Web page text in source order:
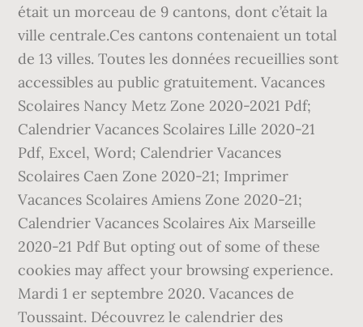
était un morceau de 9 cantons, dont c’était la
ville centrale.Ces cantons contenaient un total
de 13 villes. Toutes les données recueillies sont
accessibles au public gratuitement. Vacances
Scolaires Nancy Metz Zone 2020-2021 Pdf;
Calendrier Vacances Scolaires Lille 2020-21
Pdf, Excel, Word; Calendrier Vacances
Scolaires Caen Zone 2020-21; Imprimer
Vacances Scolaires Amiens Zone 2020-21;
Calendrier Vacances Scolaires Aix Marseille
2020-21 Pdf But opting out of some of these
cookies may affect your browsing experience.
Mardi 1 er septembre 2020. Vacances de
Toussaint. Découvrez le calendrier des